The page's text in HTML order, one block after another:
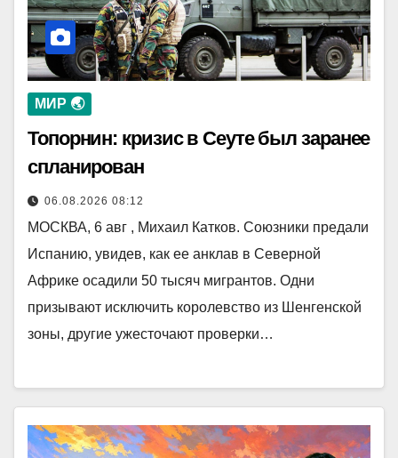
МИР 🌏
Топорнин: кризис в Сеуте был заранее
спланирован
06.08.2026 08:12
МОСКВА, 6 авг , Михаил Катков. Союзники предали
Испанию, увидев, как ее анклав в Северной
Африке осадили 50 тысяч мигрантов. Одни
призывают исключить королевство из Шенгенской
зоны, другие ужесточают проверки…